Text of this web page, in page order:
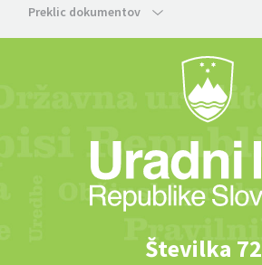
Preklic dokumentov
Številka 72